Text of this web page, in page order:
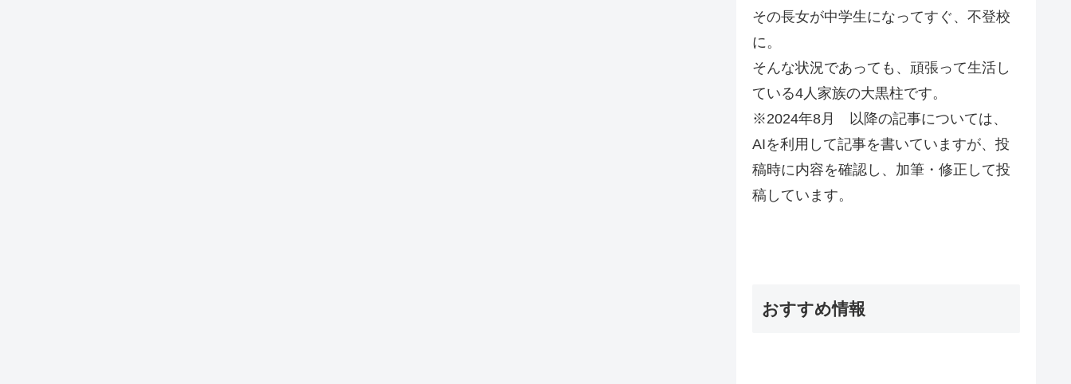
その長女が中学生になってすぐ、不登校
に。
そんな状況であっても、頑張って生活し
ている4人家族の大黒柱です。
※2024年8月 以降の記事については、
AIを利用して記事を書いていますが、投
稿時に内容を確認し、加筆・修正して投
稿しています。
おすすめ情報